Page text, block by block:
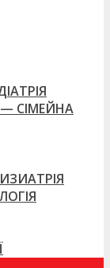
СІМЕЙНА